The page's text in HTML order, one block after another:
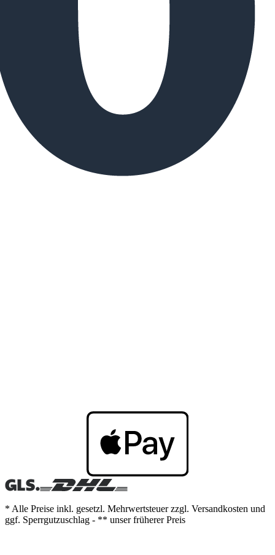
* Alle Preise inkl. gesetzl. Mehrwertsteuer zzgl. Versandkosten und
ggf. Sperrgutzuschlag - ** unser früherer Preis